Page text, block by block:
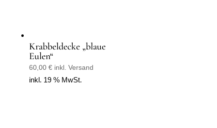
Krabbeldecke „blaue
Eulen“
60,00 € inkl. Versand
inkl. 19 % MwSt.